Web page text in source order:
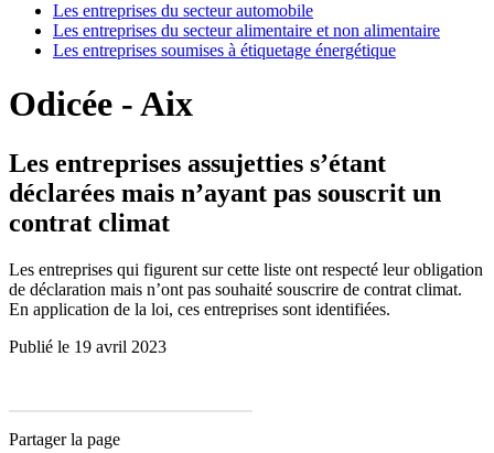
Les entreprises du secteur automobile
Les entreprises du secteur alimentaire et non alimentaire
Les entreprises soumises à étiquetage énergétique
Odicée - Aix
Les entreprises assujetties s’étant
déclarées mais n’ayant pas souscrit un
contrat climat
Les entreprises qui figurent sur cette liste ont respecté leur obligation
de déclaration mais n’ont pas souhaité souscrire de contrat climat.
En application de la loi, ces entreprises sont identifiées.
Publié le 19 avril 2023
Partager la page